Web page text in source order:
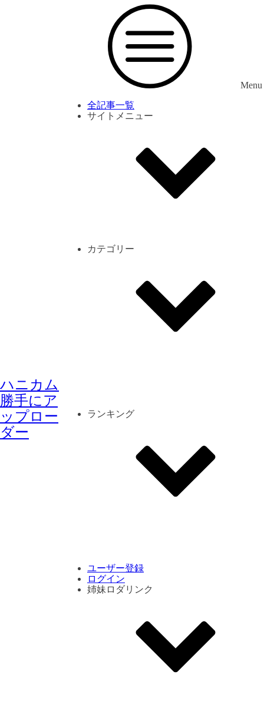
ハニカム
勝手にア
ップロー
ダー
Menu
全記事一覧
サイトメニュー
カテゴリー
ランキング
ユーザー登録
ログイン
姉妹ロダリンク